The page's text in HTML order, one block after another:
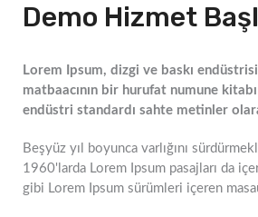
Demo Hizmet
Lorem Ipsum, dizgi ve baskı
matbaacının bir hurufat numune
endüstri standardı sahte metinler
Beşyüz yıl boyunca varlığını
1960'larda Lorem Ipsum pasajları da
gibi Lorem Ipsum sürümleri içeren